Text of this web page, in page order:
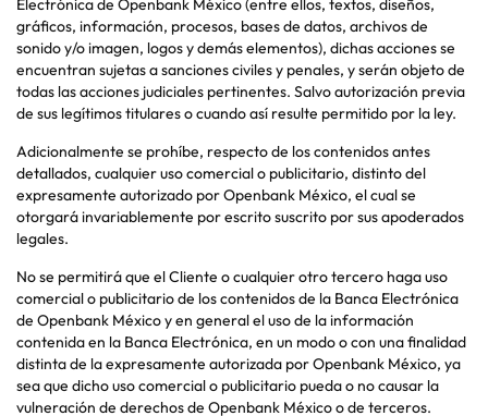
Electrónica de Openbank México (entre ellos, textos, diseños,
gráficos, información, procesos, bases de datos, archivos de
sonido y/o imagen, logos y demás elementos), dichas acciones se
encuentran sujetas a sanciones civiles y penales, y serán objeto de
todas las acciones judiciales pertinentes. Salvo autorización previa
de sus legítimos titulares o cuando así resulte permitido por la ley.
Adicionalmente se prohíbe, respecto de los contenidos antes
detallados, cualquier uso comercial o publicitario, distinto del
expresamente autorizado por Openbank México, el cual se
otorgará invariablemente por escrito suscrito por sus apoderados
legales.
No se permitirá que el Cliente o cualquier otro tercero haga uso
comercial o publicitario de los contenidos de la Banca Electrónica
de Openbank México y en general el uso de la información
contenida en la Banca Electrónica, en un modo o con una finalidad
distinta de la expresamente autorizada por Openbank México, ya
sea que dicho uso comercial o publicitario pueda o no causar la
vulneración de derechos de Openbank México o de terceros.